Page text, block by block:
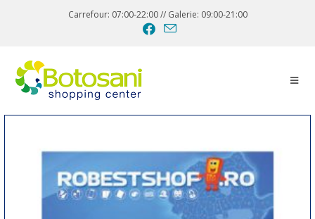
Carrefour: 07:00-22:00 // Galerie: 09:00-21:00